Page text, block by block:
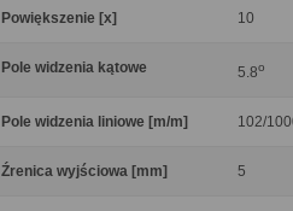
Powiększenie [x] 10
Pole widzenia kątowe 5.8o
Pole widzenia liniowe [m/m] 102/
Źrenica wyjściowa [mm] 5